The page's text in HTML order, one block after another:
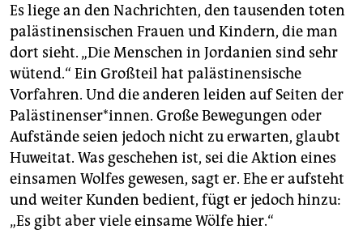
Es liege an den Nachrichten, den tausenden toten
palästinensischen Frauen und Kindern, die man
dort sieht. „Die Menschen in Jordanien sind sehr
wütend.“ Ein Großteil hat palästinensische
Vorfahren. Und die anderen leiden auf Seiten der
Palästinenser*innen. Große Bewegungen oder
Aufstände seien jedoch nicht zu erwarten, glaubt
Huweitat. Was geschehen ist, sei die Aktion eines
einsamen Wolfes gewesen, sagt er. Ehe er aufsteht
und weiter Kunden bedient, fügt er jedoch hinzu:
„Es gibt aber viele einsame Wölfe hier.“